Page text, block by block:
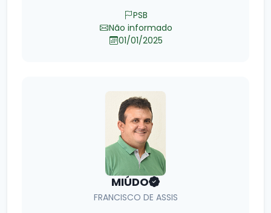
PSB
Não informado
01/01/2025
MIÚDO
FRANCISCO DE ASSIS